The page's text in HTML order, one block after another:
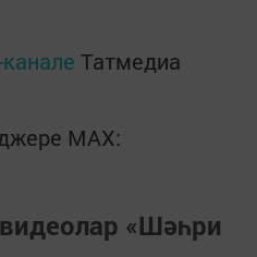
Татмедиа
MАХ:
«Шәһри